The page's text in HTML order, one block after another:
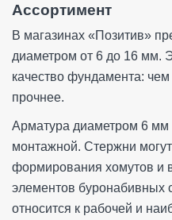
Ассортимент
В магазинах «Позитив»
диаметром от 6 до 16 мм.
качество фундамента:
прочнее.
Арматура диаметром 6 мм
монтажной. Стержни
формирования хомутов и
элементов буронабивных
относится к рабочей и